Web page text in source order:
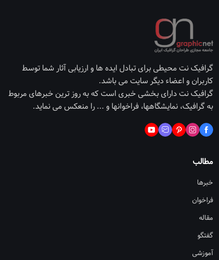
گرافیک نت محیطی برای تبادل ایده ها و ارزیابی آثار شما توسط
کاربران و اعضاء دیگر سایت می باشد.
گرافیک نت دارای بخشی خبری است که به روز ترین خبرهای مربوط
به گرافیک، نمایشگاهها، فراخوانها و ... را منعکس می نماید.
مطالب
خبرها
فراخوان
مقاله
گفتگو
آموزشی